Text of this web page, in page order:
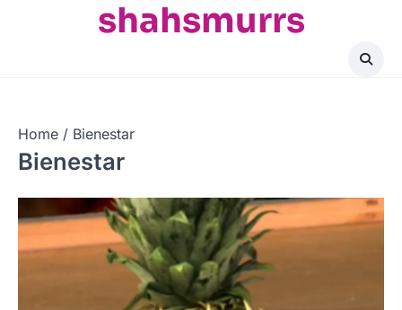
shahsmurrs
Home Bienestar
Bienestar